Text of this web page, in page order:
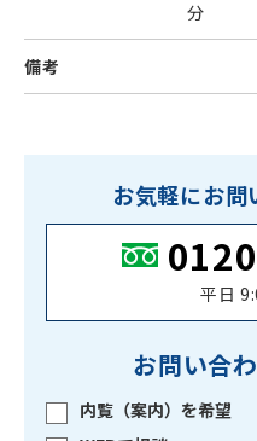
分
備考
お気軽にお問
平日
お問い合
内覧（案内）を希望